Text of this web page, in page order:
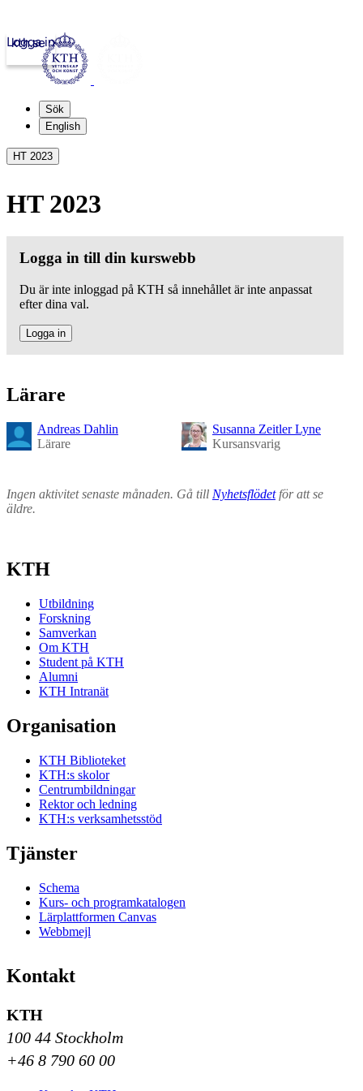
kth.se
Logga in
Sök
English
HT 2023
HT 2023
Logga in till din kurswebb
Du är inte inloggad på KTH så innehållet är inte anpassat
efter dina val.
Logga in
Lärare
Andreas Dahlin
Lärare
Susanna Zeitler Lyne
Kursansvarig
Ingen aktivitet senaste månaden. Gå till Nyhetsflödetför att se
äldre.
KTH
Utbildning
Forskning
Samverkan
Om KTH
Student på KTH
Alumni
KTH Intranät
Organisation
KTH Biblioteket
KTH:s skolor
Centrumbildningar
Rektor och ledning
KTH:s verksamhetsstöd
Tjänster
Schema
Kurs- och programkatalogen
Lärplattformen Canvas
Webbmejl
Kontakt
KTH
100 44 Stockholm
+46 8 790 60 00